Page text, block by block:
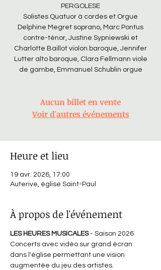
PERGOLESE
Solistes Quatuor à cordes et Orgue
Delphine Megret soprano, Marc Pontus
contre-ténor, Justine Sypniewski et
Charlotte Baillot violon baroque, Jennifer
Lutter alto baroque, Clara Fellmann viole
de gambe, Emmanuel Schublin orgue
Aucun billet en vente
Voir d'autres événements
Heure et lieu
19 avr. 2026, 17:00
Auterive, église Saint-Paul
À propos de l'événement
LES HEURES MUSICALES - Saison 2026
Concerts avec vidéo sur grand écran
dans l'église permettant une vision
augmentée du jeu des artistes.